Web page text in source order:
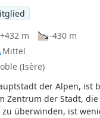
+432 m
-430 m
Mittel
(Isère)
der Alpen, ist
Zentrum der Stadt,
zu überwinden, ist